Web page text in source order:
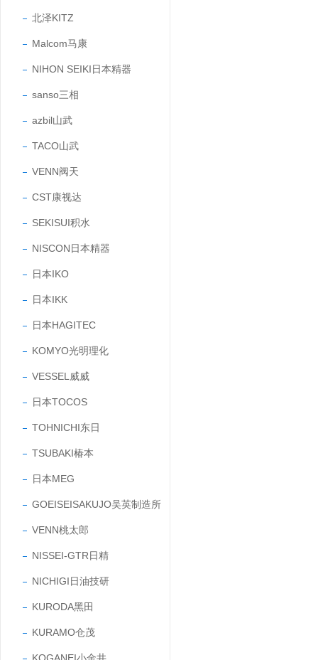
北泽KITZ
Malcom马康
NIHON SEIKI日本精器
sanso三相
azbil山武
TACO山武
VENN阀天
CST康视达
SEKISUI积水
NISCON日本精器
日本IKO
日本IKK
日本HAGITEC
KOMYO光明理化
VESSEL威威
日本TOCOS
TOHNICHI东日
TSUBAKI椿本
日本MEG
GOEISEISAKUJO吴英制造所
VENN桃太郎
NISSEI-GTR日精
NICHIGI日油技研
KURODA黑田
KURAMO仓茂